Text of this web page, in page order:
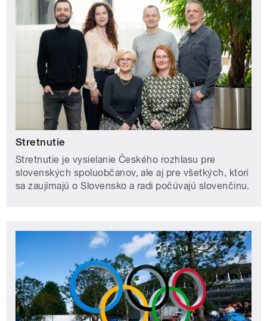
Stretnutie
Stretnutie je vysielanie Českého rozhlasu pre
slovenských spoluobčanov, ale aj pre všetkých, ktorí
sa zaujímajú o Slovensko a radi počúvajú slovenčinu.